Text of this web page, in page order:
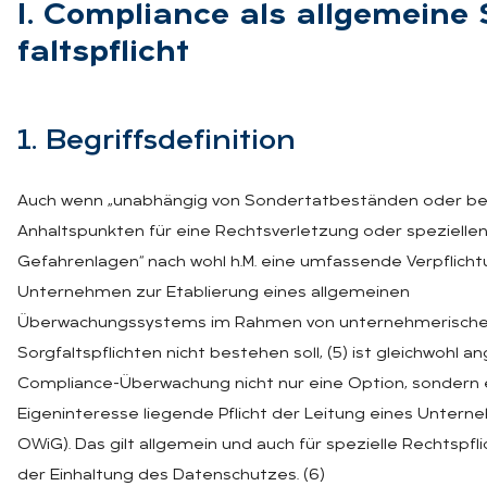
I. Com­pli­an­ce als all­ge­mei­ne
falts­pflicht
1. Be­griffs­de­fi­ni­ti­on
Auch wenn „unabhängig von Sondertatbeständen oder
Anhaltspunkten für eine Rechtsverletzung oder speziellen
Gefahrenlagen“ nach wohl h.M. eine umfassende
Unternehmen zur Etablierung eines allgemeinen
Überwachungssystems im Rahmen von
Sorgfaltspflichten nicht bestehen soll, (5) ist gleichwohl
Compliance-Überwachung nicht nur eine Option, sondern
Eigeninteresse liegende Pflicht der Leitung eines
OWiG). Das gilt allgemein und auch für spezielle
der Einhaltung des Datenschutzes. (6)